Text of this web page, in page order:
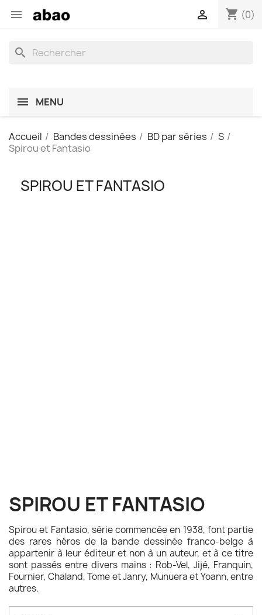
 shopping_cart (0)

search
MENU
Accueil Bandes dessinées BD par séries
S
Spirou et Fantasio
SPIROU ET FANTASIO
SPIROU ET FANTASIO
Spirou et Fantasio, série commencée en 1938, font partie
des rares héros de la bande dessinée franco-belge à
appartenir à leur éditeur et non à un auteur, et à ce titre
sont passés entre divers mains : Rob-Vel, Jijé, Franquin,
Fournier, Chaland, Tome et Janry, Munuera et Yoann, entre
autres.